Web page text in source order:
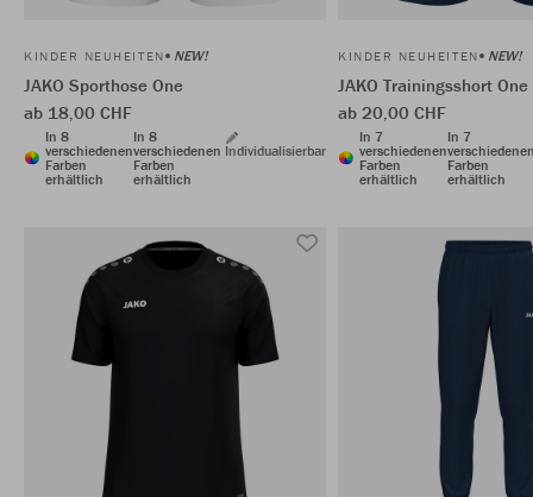
KINDER NEUHEITEN NEW!
JAKO Sporthose One
ab 18,00 CHF
In 8
verschiedenen
Farben
erhältlich
In 8
verschiedenen
Farben
erhältlich
Individualisierbar
KINDER NEUHEITEN NEW!
JAKO Trainingsshort One
ab 20,00 CHF
In 7
verschiedenen
Farben
erhältlich
In 7
Farben
erhältlich